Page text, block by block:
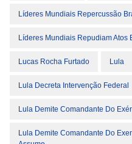
Líderes Mundiais Repercussão
Líderes Mundiais Repudiam Atos
Lucas Rocha Furtado Lula
Lula Decreta Intervenção Federal
Lula Demite Comandante Do
Lula Demite Comandante Do